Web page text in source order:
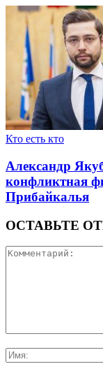
Кто есть кто
Александр
конфликтная
Прибайкалья
ОСТАВЬТЕ